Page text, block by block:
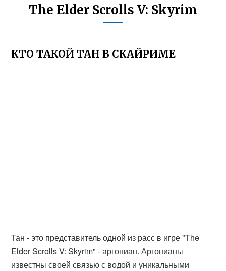
The Elder Scrolls V: Skyrim
КТО ТАКОЙ ТАН В СКАЙРИМЕ
Тан - это представитель одной из расс в игре "The
Elder Scrolls V: Skyrim" - аргониан. Аргонианы
известны своей связью с водой и уникальными